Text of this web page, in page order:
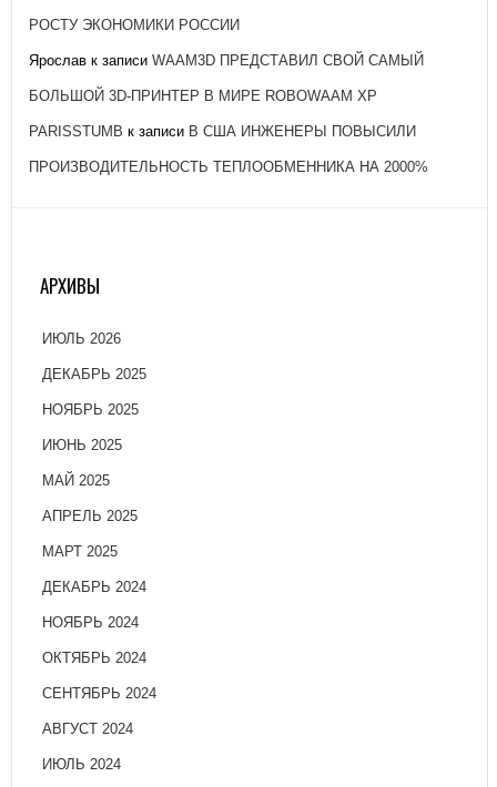
РОСТУ ЭКОНОМИКИ РОССИИ
Ярослав к записи WAAM3D ПРЕДСТАВИЛ СВОЙ САМЫЙ
БОЛЬШОЙ 3D-ПРИНТЕР В МИРЕ ROBOWAAM XP
PARISSTUMB к записи В США ИНЖЕНЕРЫ ПОВЫСИЛИ
ПРОИЗВОДИТЕЛЬНОСТЬ ТЕПЛООБМЕННИКА НА 2000%
АРХИВЫ
ИЮЛЬ 2026
ДЕКАБРЬ 2025
НОЯБРЬ 2025
ИЮНЬ 2025
МАЙ 2025
АПРЕЛЬ 2025
МАРТ 2025
ДЕКАБРЬ 2024
НОЯБРЬ 2024
ОКТЯБРЬ 2024
СЕНТЯБРЬ 2024
АВГУСТ 2024
ИЮЛЬ 2024